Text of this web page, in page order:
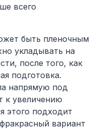
всего
быть пленочным
укладывать на
после того, как
подготовка.
напрямую под
к увеличению
этого подходит
вариант